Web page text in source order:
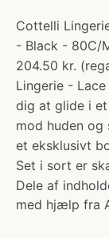
Cottelli
- Black - 80C/
204.50 kr.
Lingerie -
dig at glide i
mod huden og
et eksklusivt
Set i sort er
Dele af
med hjælp fra